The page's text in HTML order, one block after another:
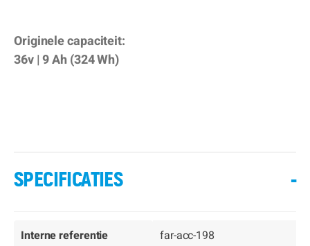
Originele capaciteit:
36v | 9 Ah (324 Wh)
SPECIFICATIES -
Interne referentie
far-acc-198